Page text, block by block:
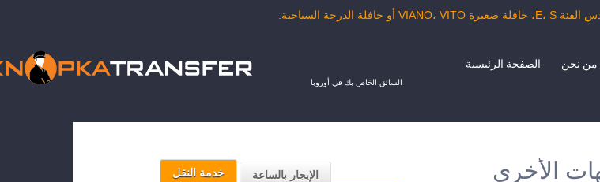
السائق الخاص بك في أوروبا
الصفحة الرئيسية من نحن
خدمة النقل الإيجار بالساعة